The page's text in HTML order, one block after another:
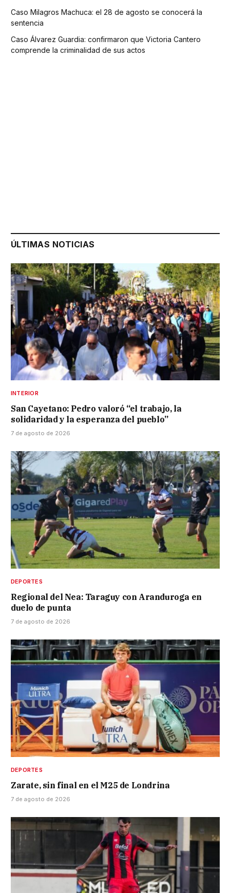
Caso Milagros Machuca: el 28 de agosto se conocerá la
sentencia
Caso Álvarez Guardia: confirmaron que Victoria Cantero
comprende la criminalidad de sus actos
ÚLTIMAS NOTICIAS
INTERIOR
San Cayetano: Pedro valoró “el trabajo, la
solidaridad y la esperanza del pueblo”
7 de agosto de 2026
DEPORTES
Regional del Nea: Taraguy con Aranduroga en
duelo de punta
7 de agosto de 2026
DEPORTES
Zarate, sin final en el M25 de Londrina
7 de agosto de 2026